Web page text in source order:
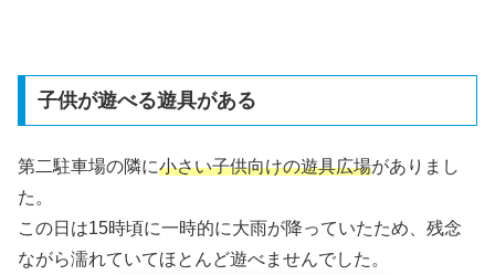
子供が遊べる遊具がある
第二駐車場の隣に小さい子供向けの遊具広場がありまし
た。
この日は15時頃に一時的に大雨が降っていたため、残念
ながら濡れていてほとんど遊べませんでした。